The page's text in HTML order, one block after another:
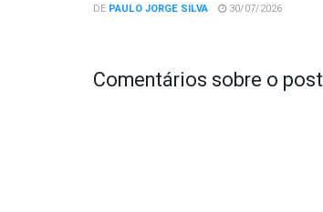
DE PAULO JORGE SILVA 30/07/2026
Comentários sobre o post